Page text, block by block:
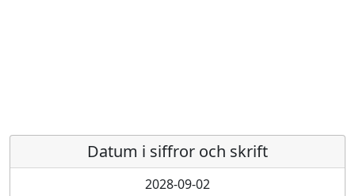
Datum i siffror och skrift
2028-09-02